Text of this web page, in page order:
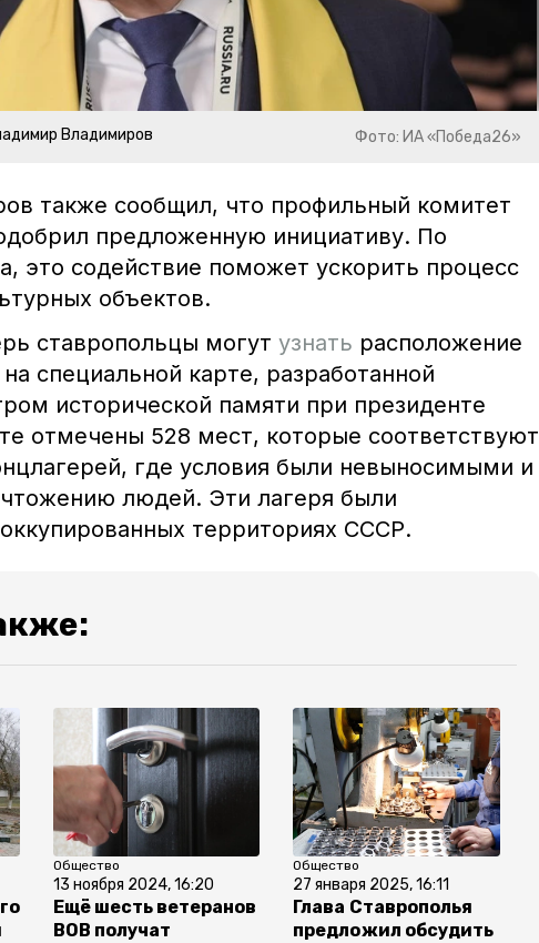
Владимиров Фото: ИА «Победа26»
также сообщил, что профильный комитет
предложенную инициативу. По
это содействие поможет ускорить процесс
объектов.
ставропольцы могут узнать расположение
специальной карте, разработанной
исторической памяти при президенте
отмечены 528 мест, которые соответствуют
где условия были невыносимыми и
людей. Эти лагеря были
территориях СССР.
Общество
13 ноября 2024, 16:20
Ещё шесть ветеранов
ВОВ получат
Общество
27 января 2025, 16:11
Глава Ставрополья
предложил обсудить